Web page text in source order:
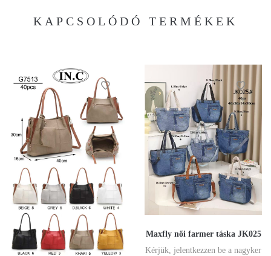
KAPCSOLÓDÓ TERMÉKEK
Maxfly női farmer táska JK025
Kérjük, jelentkezzen be a nagyker